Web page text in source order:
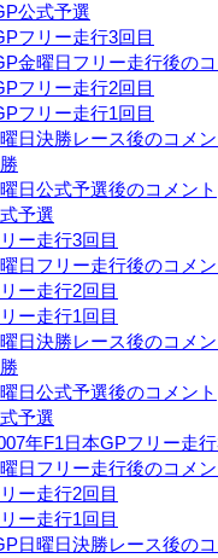
公式予選
フリー走行3回目
金曜日フリー走行後の
フリー走行2回目
フリー走行1回目
日決勝レース後のコメ
日公式予選後のコメント
予選
ー走行3回目
日フリー走行後のコメ
ー走行2回目
ー走行1回目
日決勝レース後のコメ
日公式予選後のコメント
予選
年F1日本GPフリー走
日フリー走行後のコメ
ー走行2回目
ー走行1回目
日曜日決勝レース後の